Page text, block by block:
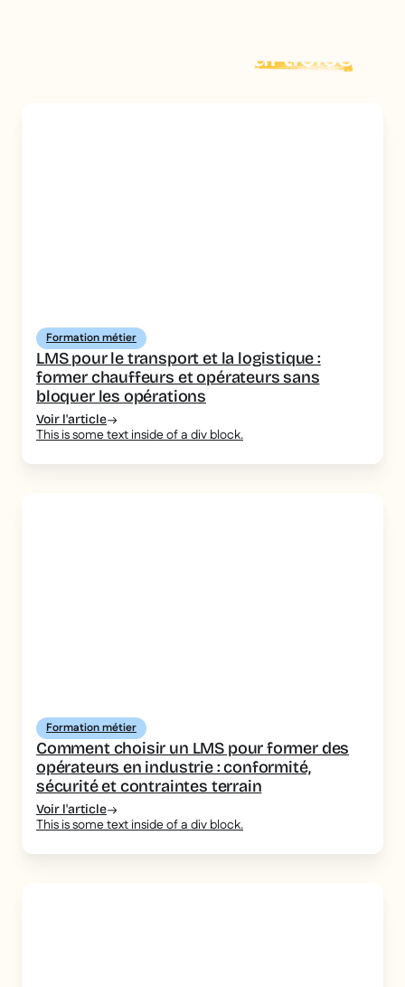
articles
Formation métier
LMS pour le transport et la logistique :
former chauffeurs et opérateurs sans
bloquer les opérations
Voir l'article
This is some text inside of a div block.
Formation métier
Comment choisir un LMS pour former des
opérateurs en industrie : conformité,
sécurité et contraintes terrain
Voir l'article
This is some text inside of a div block.